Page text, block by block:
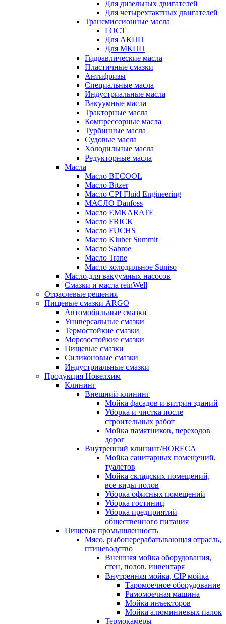
Для дизельных двигателей
Для четырехтактных двигателей
Трансмиссионные масла
ГОСТ
Для АКПП
Для МКПП
Гидравлические масла
Пластичные смазки
Антифризы
Специальные масла
Индустриальные масла
Вакуумные масла
Тракторные масла
Компрессорные масла
Турбинные масла
Судовые масла
Холодильные масла
Редукторные масла
Масла
Масло BECOOL
Масло Bitzer
Масло CPI Fluid Engineering
МАСЛО Danfoss
Масло EMKARATE
Масло FRICK
Масло FUCHS
Масло Kluber Summit
Масло Sabroe
Масло Trane
Масло холодильное Suniso
Масло для вакуумных насосов
Смазки и масла reinWell
Отраслевые решения
Пищевые смазки ARGO
Автомобильные смазки
Универсальные смазки
Термостойкие смазки
Морозостойкие смазки
Пищевые смазки
Силиконовые смазки
Индустриальные смазки
Продукция Новелхим
Клининг
Внешний клининг
Мойка фасадов и витрин зданий
Уборка и чистка после
строительных работ
Мойка памятников, переходов
дорог
Внутренний клининг/HORECA
Мойка санитарных помещений,
туалетов
Мойка складских помещений,
все виды полов
Уборка офисных помещений
Уборка гостиниц
Уборка предприятий
общественного питания
Пищевая промышленность
Мясо, рыбоперерабатывающая отрасль,
птицеводство
Внешняя мойка оборудования,
стен, полов, инвентаря
Внутренняя мойка, CIP мойка
Таромоечное оборудование
Рамомоечная машина
Мойка инъекторов
Мойка алюминиевых палок
Термокамеры